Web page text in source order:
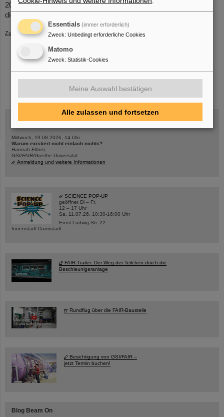
2014 erhielt er den Lise-Meitner-Preis, im Jahr 2019 wurde ihm
die Stern-Gerlach-Medaille verliehen.
Zurück
Mittwoch, 19.08.2026, 14 Uhr
Warum existiert nicht einfach nichts?
Hannah Elfner,
GSI/FAIR/Goethe-Universität
Anmeldung und weitere Informationen
SCIENCE POP-UP
geöffnet Di – Fr,
12 – 17 Uhr
Sa, 11.07.26, 10:30-16:00 Uhr
Ernst-Ludwig-Str. 22
Innenstadt Darmstadt
FAIR-Trailer: Der Weg der Teilchen durch die
Beschleunigeranlage
Rundflug über die FAIR-Baustelle
Besichtigung von GSI/FAIR –
jetzt Termin buchen!
Blog Beam On
Essentials (immer erforderlich)
Zweck: Unbedingt erforderliche Cookies
Matomo
Zweck: Statistik-Cookies
Meine Auswahl bestätigen
Alle zulassen und fortsetzen